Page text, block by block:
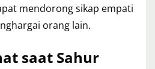
mendorong sikap empati
orang lain.
saat Sahur